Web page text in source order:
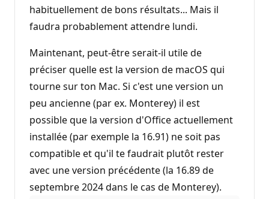
habituellement de bons résultats... Mais il
faudra probablement attendre lundi.
Maintenant, peut-être serait-il utile de
préciser quelle est la version de macOS qui
tourne sur ton Mac. Si c'est une version un
peu ancienne (par ex. Monterey) il est
possible que la version d'Office actuellement
installée (par exemple la 16.91) ne soit pas
compatible et qu'il te faudrait plutôt rester
avec une version précédente (la 16.89 de
septembre 2024 dans le cas de Monterey).